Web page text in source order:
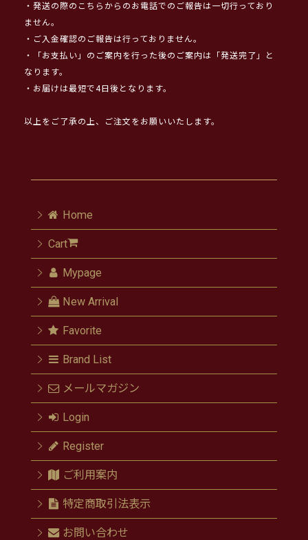
・発送の際のこちらからのお電話でのご報告は一切行っており
ません。
・ご入金確認のご報告は行っておりません。
・「お支払い」のご案内を行った後のご案内は「発送完了」と
なります。
・お届けは最短で4日後となります。
以上をご了承の上、ご注文をお願いいたします。
Home
Cart
Mypage
New Arrival
Favorite
Brand List
メールマガジン
Login
Register
ご利用案内
特定商取引法表示
お問い合わせ